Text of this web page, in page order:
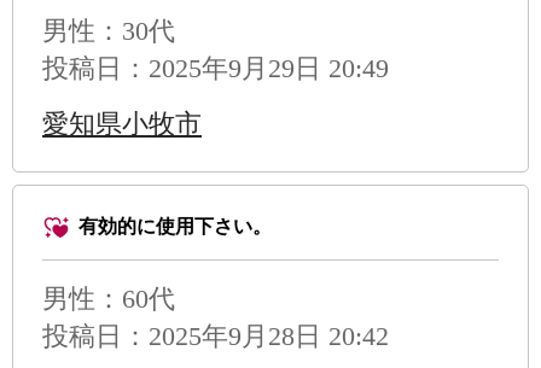
男性 ：30代
投稿日：2025年9月29日 20:49
愛知県小牧市
有効的に使用下さい。
男性 ：60代
投稿日：2025年9月28日 20:42